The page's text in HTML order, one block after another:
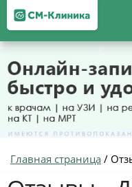
Главная страница /